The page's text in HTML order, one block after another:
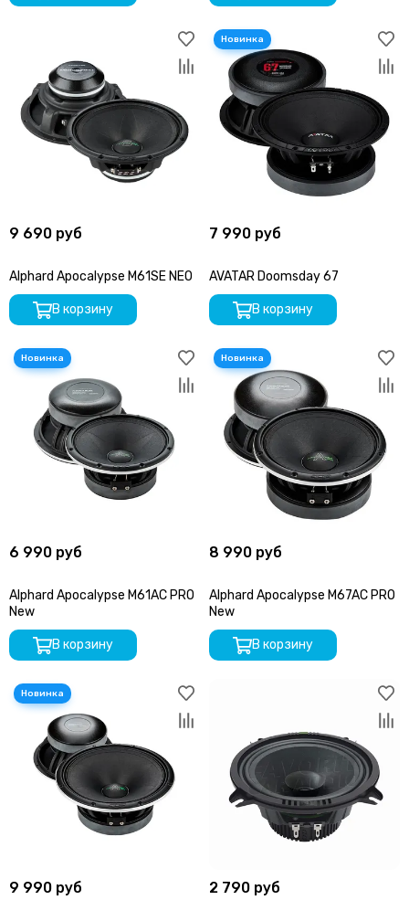
9 690 руб
Alphard Apocalypse M61SE NEO
В корзину
7 990 руб
AVATAR Doomsday 67
В корзину
6 990 руб
Alphard Apocalypse M61AC PRO
New
В корзину
8 990 руб
Alphard Apocalypse M67AC PRO
New
В корзину
9 990 руб 2 790 руб